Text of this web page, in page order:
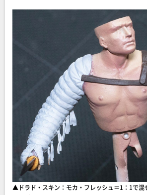
▲ドラド・スキン：モカ・フレッシュ＝1：1で混